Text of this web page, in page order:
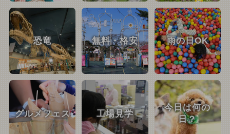
恐竜 無料・格安 雨の日OK
グルメフェス 工場見学
今日は何の
日？